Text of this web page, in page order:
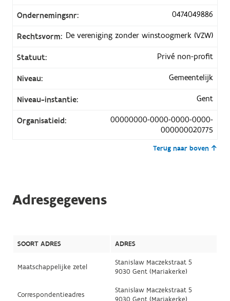
Ondernemingsnr: 0474049886
Rechtsvorm: De vereniging zonder winstoogmerk (VZW)
Statuut: Privé non-profit
Niveau: Gemeentelijk
Niveau-instantie: Gent
Organisatieid:
00000000-0000-0000-0000-
000000020775
Terug naar boven
Adresgegevens
SOORT ADRES ADRES
Maatschappelijke zetel
Stanislaw Maczekstraat 5
9030 Gent (Mariakerke)
Correspondentieadres
Stanislaw Maczekstraat 5